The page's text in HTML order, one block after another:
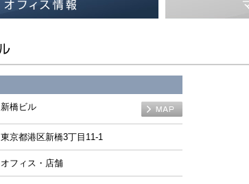
新橋ビル
MAP
東京都港区新橋3丁目11-1
オフィス・店舗